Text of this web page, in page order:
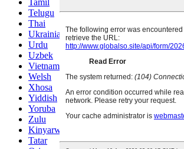
Tamil
Telugu
Thai
Ukrainian
Urdu
Uzbek
Vietnamese
Welsh
Xhosa
Yiddish
Yoruba
Zulu
Kinyarwanda
Tatar